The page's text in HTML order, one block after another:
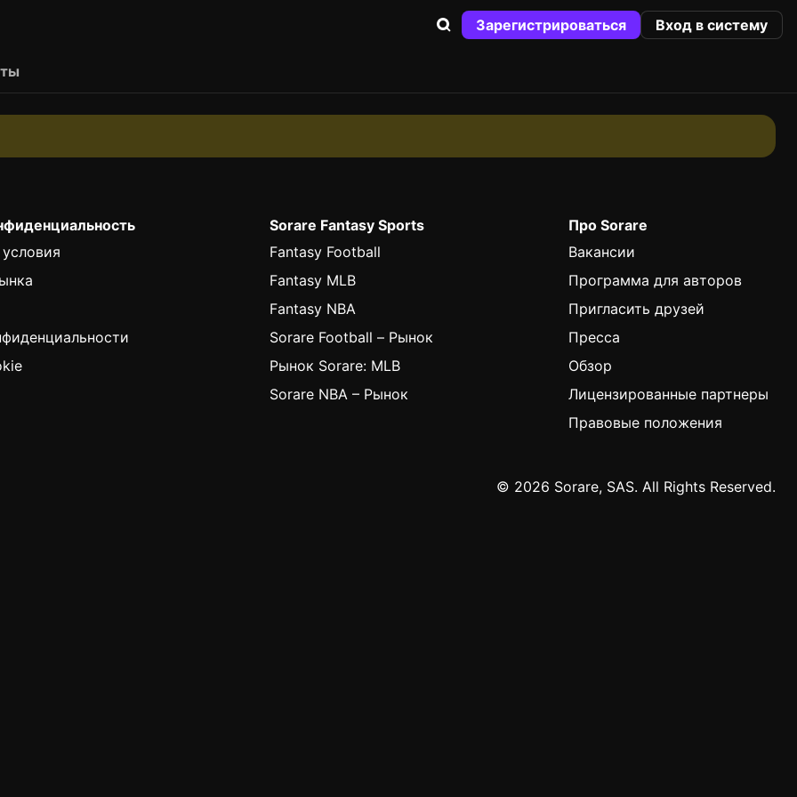
Зарегистрироваться Вход в систему
Sorare Fantasy Sports
Fantasy Football
Fantasy MLB
Fantasy NBA
Sorare Football – Рынок
Рынок Sorare: MLB
Sorare NBA – Рынок
Про Sorare
Вакансии
Программа для авторов
Пригласить друзей
Пресса
Обзор
Лицензированные партнеры
Правовые положения
© 2026 Sorare, SAS. All Rights Reserved.